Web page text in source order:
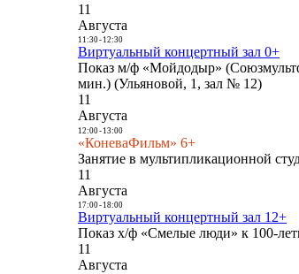
11
Августа
11:30- 12:30
Виртуальный концертный зал 0+
Показ м/ф «Мойдодыр»
мин.) (Ульяновой, 1, зал № 12)
11
Августа
12:00- 13:00
«КоневаФильм» 6+
Занятие в мультипликационной
11
Августа
17:00- 18:00
Виртуальный концертный зал 12+
Показ х/ф «Смелые люди» к 100-
11
Августа